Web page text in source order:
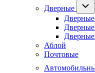
Дверные
Аблой
Почтовые